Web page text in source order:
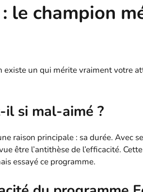
le champion
un qui mérite vraiment votre
il si mal-aimé ?
raison principale : sa durée. Avec
être l’antithèse de l’efficacité.
essayé ce programme.